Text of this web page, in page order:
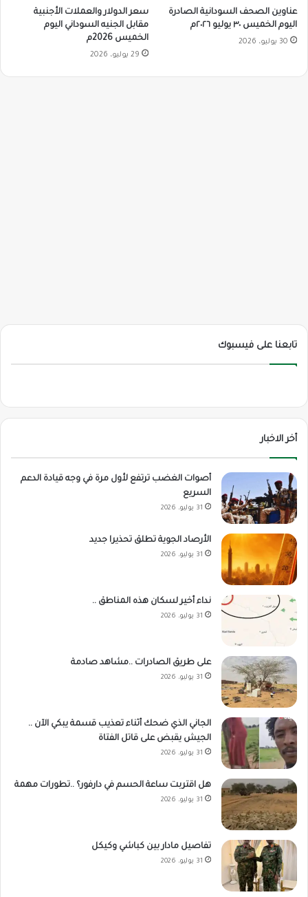
عناوين الصحف السودانية الصادرة
اليوم الخميس ٣٠ يوليو ٢٠٢٦م
30 يوليو، 2026
سعر الدولار والعملات الأجنبية
مقابل الجنيه السوداني اليوم
الخميس 2026م
29 يوليو، 2026
تابعنا على فيسبوك
أخر الاخبار
أصوات الغضب ترتفع لأول مرة في وجه قيادة الدعم
السريع
31 يوليو، 2026
الأرصاد الجوية تطلق تحذيرا جديد
31 يوليو، 2026
نداء أخير لسكان هذه المناطق ..
31 يوليو، 2026
على طريق الصادرات ..مشاهد صادمة
31 يوليو، 2026
الجاني الذي ضحك أثناء تعذيب قسمة يبكي الآن ..
الجيش يقبض على قاتل الفتاة
31 يوليو، 2026
هل اقتربت ساعة الحسم في دارفور؟ ..تطورات مهمة
31 يوليو، 2026
تفاصيل مادار بين كباشي وكيكل
31 يوليو، 2026